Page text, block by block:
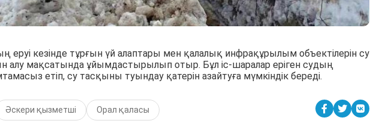
еруі кезінде тұрғын үй алаптары мен қалалық инфрақұрылым объектілерін су
алу мақсатында ұйымдастырылып отыр. Бұл іс-шаралар еріген судың
етіп, су тасқыны туындау қатерін азайтуға мүмкіндік береді.
Әскери қызметші Орал қаласы